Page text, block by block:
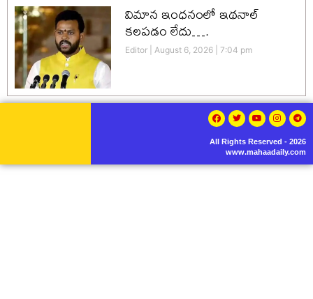
విమాన ఇంధనంలో ఇథనాల్
కలపడం లేదు….
Editor August 6, 2026 7:04 pm
All Rights Reserved - 2026
www.mahaadaily.com